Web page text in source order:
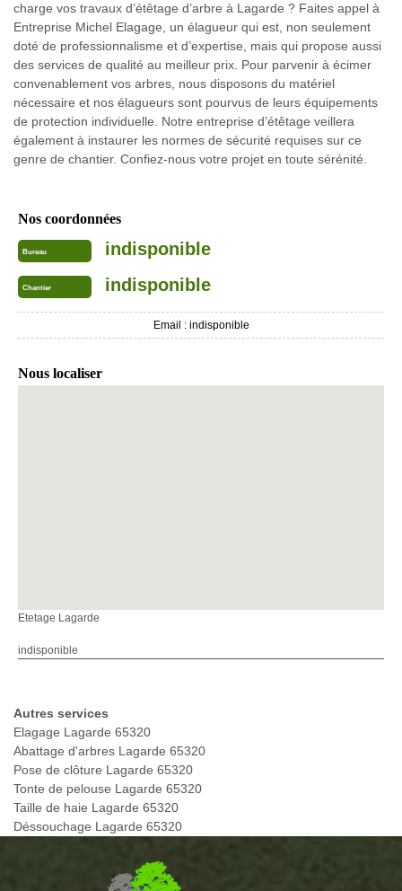
charge vos travaux d’étêtage d’arbre à Lagarde ? Faites appel à
Entreprise Michel Elagage, un élagueur qui est, non seulement
doté de professionnalisme et d’expertise, mais qui propose aussi
des services de qualité au meilleur prix. Pour parvenir à écimer
convenablement vos arbres, nous disposons du matériel
nécessaire et nos élagueurs sont pourvus de leurs équipements
de protection individuelle. Notre entreprise d’étêtage veillera
également à instaurer les normes de sécurité requises sur ce
genre de chantier. Confiez-nous votre projet en toute sérénité.
Nos coordonnées
Bureau indisponible
Chantier indisponible
Email : indisponible
Nous localiser
Etetage Lagarde
indisponible
Autres services
Elagage Lagarde 65320
Abattage d'arbres Lagarde 65320
Pose de clôture Lagarde 65320
Tonte de pelouse Lagarde 65320
Taille de haie Lagarde 65320
Déssouchage Lagarde 65320